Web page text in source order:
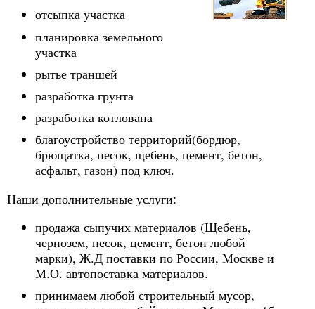
отсыпка участка
планировка земельного
участка
рытье траншей
разработка грунта
разработка котлована
благоустройство территорий(бордюр,
брющатка, песок, щебень, цемент, бетон,
асфальт, газон) под ключ.
Наши дополнительные услуги:
продажа сыпучих материалов (Щебень,
чернозем, песок, цемент, бетон любой
марки), Ж.Д поставки по России, Москве и
М.О. автопоставка материалов.
принимаем любой строительный мусор,